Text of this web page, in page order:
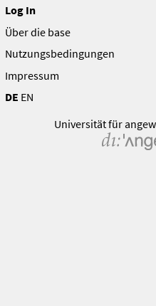
Log In
Über die base
Nutzungsbedingungen
Impressum
DE EN
Universität für